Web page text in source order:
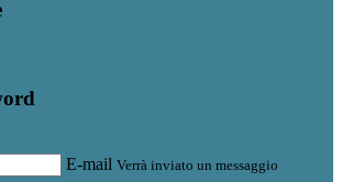
E-mail Verrà inviato un messaggio